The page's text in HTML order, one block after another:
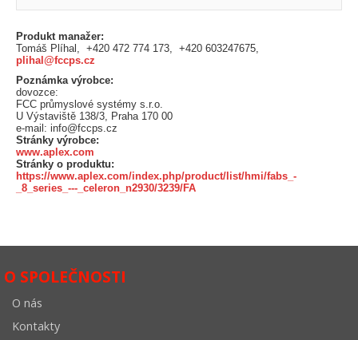
Produkt manažer:
Tomáš Plíhal, +420 472 774 173, +420 603247675,
plihal@fccps.cz
Poznámka výrobce:
dovozce:
FCC průmyslové systémy s.r.o.
U Výstaviště 138/3, Praha 170 00
e-mail: info@fccps.cz
Stránky výrobce:
www.aplex.com
Stránky o produktu:
https://www.aplex.com/index.php/product/list/hmi/fabs_-
_8_series_---_celeron_n2930/3239/FA
O SPOLEČNOSTI
O nás
Kontakty